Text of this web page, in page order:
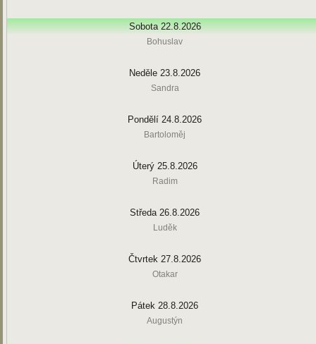
Sobota 22.8.2026
Bohuslav
Neděle 23.8.2026
Sandra
Pondělí 24.8.2026
Bartoloměj
Úterý 25.8.2026
Radim
Středa 26.8.2026
Luděk
Čtvrtek 27.8.2026
Otakar
Pátek 28.8.2026
Augustýn